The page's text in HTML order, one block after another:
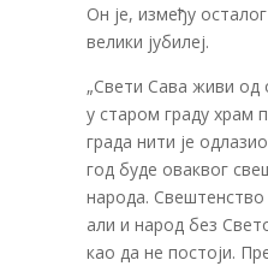
Он је, између
велики јубилеј.
„Свети Сава живи од
у старом граду храм
града нити је
год буде оваквог
народа.
али и народ без
као да не постоји.